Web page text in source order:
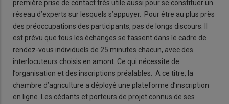
première prise de contact très utile aussi pour se constituer un
réseau d’experts sur lesquels s’appuyer. Pour être au plus près
des préoccupations des participants, pas de longs discours. Il
est prévu que tous les échanges se fassent dans le cadre de
rendez-vous individuels de 25 minutes chacun, avec des
interlocuteurs choisis en amont. Ce qui nécessite de
l’organisation et des inscriptions préalables. A ce titre, la
chambre d’agriculture a déployé une plateforme d’inscription
en ligne. Les cédants et porteurs de projet connus de ses